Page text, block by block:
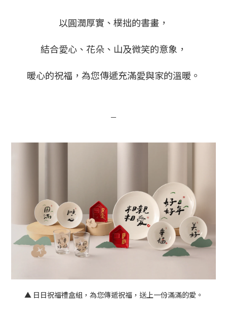
以圓潤厚實、樸拙的書畫，
結合愛心、花朵、山及微笑的意象，
暖心的祝福，為您傳遞充滿愛與家的溫暖。
－
▲ 日日祝福禮盒組，為您傳遞祝福，送上一份滿滿的愛。